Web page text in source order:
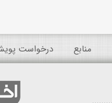
منابع درخواست